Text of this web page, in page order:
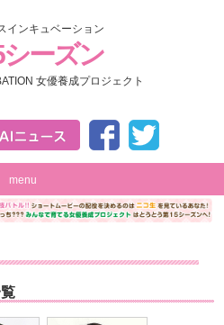
インキュベーション
ーズン
女優養成プロジェクト
menu